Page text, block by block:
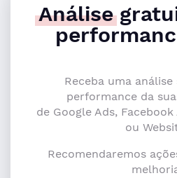
Análise
Receba uma
performance da
de Google Ads, Facebook
ou
Recomendaremos